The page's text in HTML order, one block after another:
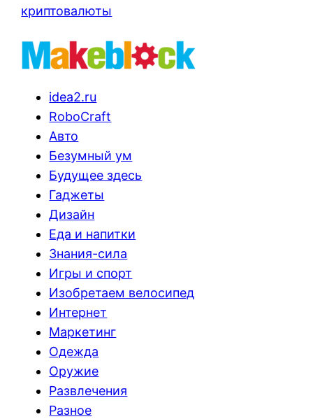
криптовалюты
idea2.ru
RoboCraft
Авто
Безумный ум
Будущее здесь
Гаджеты
Дизайн
Еда и напитки
Знания-сила
Игры и спорт
Изобретаем велосипед
Интернет
Маркетинг
Одежда
Оружие
Развлечения
Разное